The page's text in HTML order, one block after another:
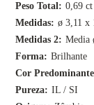
Peso Total
0,69 ct
Medidas
ø 3,11 x
Medidas 2
Media
Forma
Brilhante
Cor Predominante
Pureza
IL / SI